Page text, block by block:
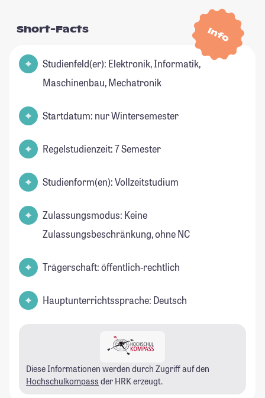
Info
Short-Facts
Studienfeld(er): Elektronik, Informatik,
Maschinenbau, Mechatronik
Startdatum: nur Wintersemester
Regelstudienzeit: 7 Semester
Studienform(en): Vollzeitstudium
Zulassungsmodus: Keine
Zulassungsbeschränkung, ohne NC
Trägerschaft: öffentlich-rechtlich
Hauptunterrichtssprache: Deutsch
Diese Informationen werden durch Zugriff auf den
Hochschulkompass der HRK erzeugt.